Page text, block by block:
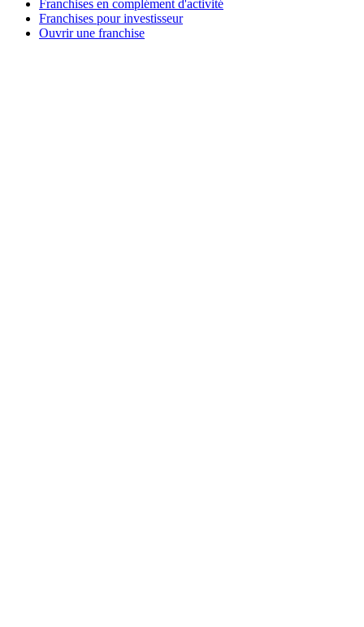
Franchises en complément d'activité
Franchises pour investisseur
Ouvrir une franchise